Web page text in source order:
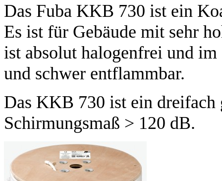
Das Fuba KKB 730 ist ein
Es ist für Gebäude mit sehr
ist absolut halogenfrei und
und schwer entflammbar.
Das KKB 730 ist ein
Schirmungsmaß > 120 dB.